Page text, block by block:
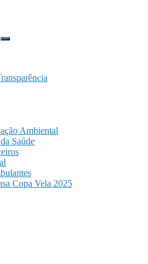
Ambiental
Saúde
Copa Vela 2025